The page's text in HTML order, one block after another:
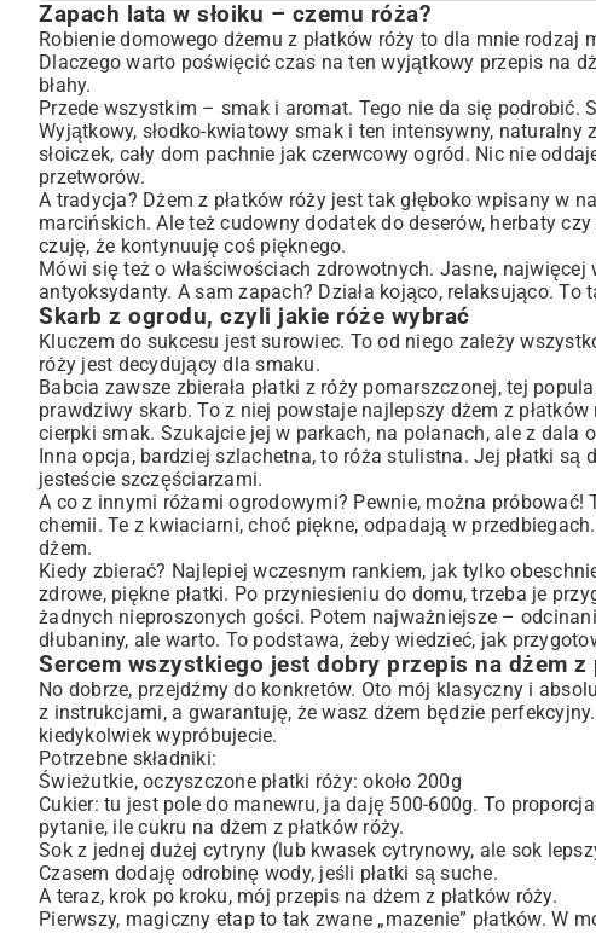
Zapach lata w słoiku – czemu róża?
Skarb z ogrodu, czyli jakie róże wybrać
Sercem wszystkiego jest dobry przepis na dżem z płatków róży
A może by tak inaczej? Moje wariacje na temat dżemu
Żeby lato trwało całą zimę – czyli o wekowaniu
Coś poszło nie tak? Bez paniki!
Do czego ten różany cud? Moje pomysły
Podsumowanie
Zapach lata w słoiku – czemu róża?
Robienie domowego dżemu z płatków róży to dla mnie
Dlaczego warto poświęcić czas na ten wyjątkowy przepis na
błahy.
Przede wszystkim – smak i aromat. Tego nie da się podrobić.
Wyjątkowy, słodko-kwiatowy smak i ten intensywny,
słoiczek, cały dom pachnie jak czerwcowy ogród. Nic nie
przetworów.
A tradycja? Dżem z płatków róży jest tak głęboko wpisany w
marcińskich. Ale też cudowny dodatek do deserów, herbaty
czuję, że kontynuuję coś pięknego.
Mówi się też o właściwościach zdrowotnych. Jasne,
antyoksydanty. A sam zapach? Działa kojąco, relaksująco. To
Skarb z ogrodu, czyli jakie róże wybrać
Kluczem do sukcesu jest surowiec. To od niego zależy
róży jest decydujący dla smaku.
Babcia zawsze zbierała płatki z róży pomarszczonej, tej
prawdziwy skarb. To z niej powstaje najlepszy dżem z
cierpki smak. Szukajcie jej w parkach, na polanach, ale z dala
Inna opcja, bardziej szlachetna, to róża stulistna. Jej płatki
jesteście szczęściarzami.
A co z innymi różami ogrodowymi? Pewnie, można
chemii. Te z kwiaciarni, choć piękne, odpadają w
dżem.
Kiedy zbierać? Najlepiej wczesnym rankiem, jak tylko
zdrowe, piękne płatki. Po przyniesieniu do domu, trzeba je
żadnych nieproszonych gości. Potem najważniejsze –
dłubaniny, ale warto. To podstawa, żeby wiedzieć, jak
Sercem wszystkiego jest dobry przepis na dżem z
No dobrze, przejdźmy do konkretów. Oto mój klasyczny i
z instrukcjami, a gwarantuję, że wasz dżem będzie
kiedykolwiek wypróbujecie.
Potrzebne składniki:
Świeżutkie, oczyszczone płatki róży: około 200g
Cukier: tu jest pole do manewru, ja daję 500-600g. To
pytanie, ile cukru na dżem z płatków róży.
Sok z jednej dużej cytryny (lub kwasek cytrynowy, ale sok
Czasem dodaję odrobinę wody, jeśli płatki są suche.
A teraz, krok po kroku, mój przepis na dżem z płatków róży.
Pierwszy, magiczny etap to tak zwane „mazenie” płatków. W